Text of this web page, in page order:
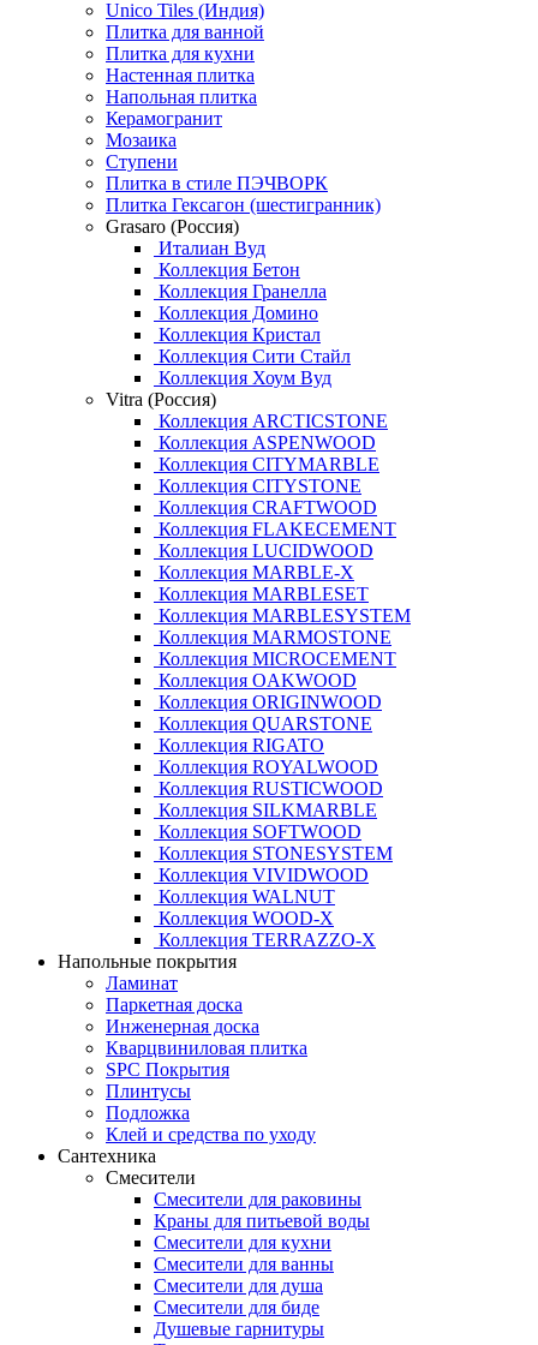
Unico Tiles (Индия)
Плитка для ванной
Плитка для кухни
Настенная плитка
Напольная плитка
Керамогранит
Мозаика
Ступени
Плитка в стиле ПЭЧВОРК
Плитка Гексагон (шестигранник)
Grasaro (Россия)
Италиан Вуд
Коллекция Бетон
Коллекция Гранелла
Коллекция Домино
Коллекция Кристал
Коллекция Сити Стайл
Коллекция Хоум Вуд
Vitra (Россия)
Коллекция ARCTICSTONE
Коллекция ASPENWOOD
Коллекция CITYMARBLE
Коллекция CITYSTONE
Коллекция CRAFTWOOD
Коллекция FLAKECEMENT
Коллекция LUCIDWOOD
Коллекция MARBLE-X
Коллекция MARBLESET
Коллекция MARBLESYSTEM
Коллекция MARMOSTONE
Коллекция MICROCEMENT
Коллекция OAKWOOD
Коллекция ORIGINWOOD
Коллекция QUARSTONE
Коллекция RIGATO
Коллекция ROYALWOOD
Коллекция RUSTICWOOD
Коллекция SILKMARBLE
Коллекция SOFTWOOD
Коллекция STONESYSTEM
Коллекция VIVIDWOOD
Коллекция WALNUT
Коллекция WOOD-X
Коллекция ТЕRRАZZO-X
Напольные покрытия
Ламинат
Паркетная доска
Инженерная доска
Кварцвиниловая плитка
SPC Покрытия
Плинтусы
Подложка
Клей и средства по уходу
Сантехника
Смесители
Смесители для раковины
Краны для питьевой воды
Смесители для кухни
Смесители для ванны
Смесители для душа
Смесители для биде
Душевые гарнитуры